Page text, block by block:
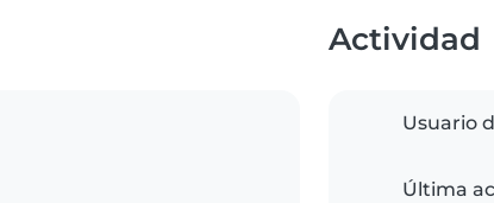
Actividad
Usuario
Última